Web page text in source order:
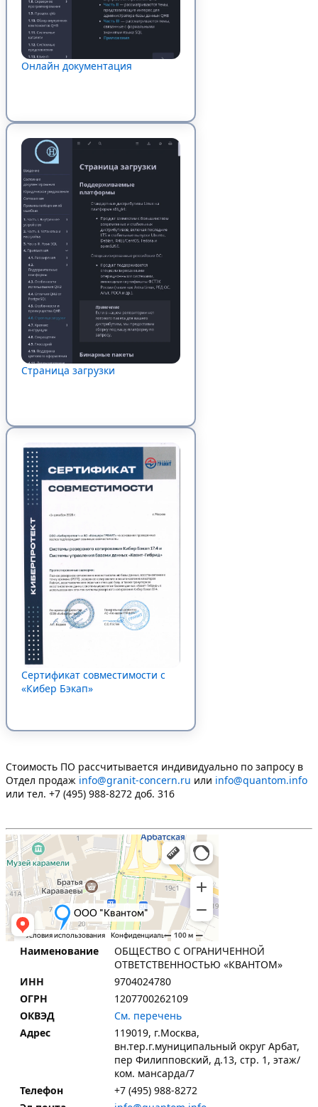
Онлайн документация
Страница загрузки
Сертификат совместимости c
«Кибер Бэкап»
Стоимость ПО рассчитывается индивидуально по запросу в
Отдел продаж info@granit-concern.ru или info@quantom.info
или тел. +7 (495) 988-8272 доб. 316
Наименование
ОБЩЕСТВО С ОГРАНИЧЕННОЙ
ОТВЕТСТВЕННОСТЬЮ «КВАНТОМ»
ИНН
9704024780
ОГРН
1207700262109
ОКВЭД
См. перечень
Адрес
119019, г.Москва,
вн.тер.г.муниципальный округ Арбат,
пер Филипповский, д.13, стр. 1, этаж/
ком. мансарда/7
Телефон
+7 (495) 988-8272